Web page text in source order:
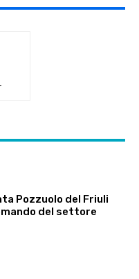
Pozzuolo del Friuli
del settore